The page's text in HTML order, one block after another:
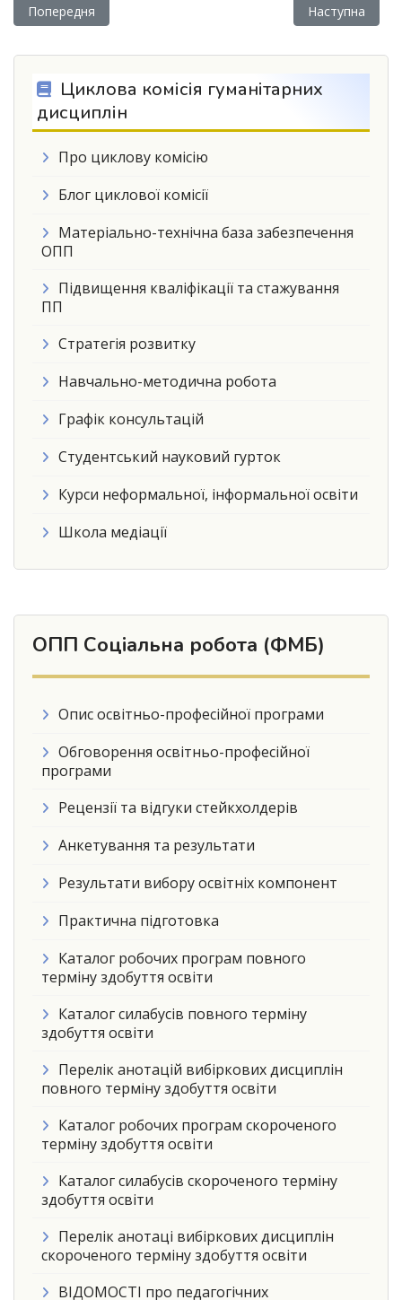
Попередня стаття: Циклова комісія інженерних та аграрних
Попередня Наступна
Наступна
Циклова комісія гуманітарних
дисциплін
Про циклову комісію
Блог циклової комісії
Матеріально-технічна база забезпечення
ОПП
Підвищення кваліфікації та стажування
ПП
Стратегія розвитку
Навчально-методична робота
Графік консультацій
Студентський науковий гурток
Курси неформальної, інформальної освіти
Школа медіації
ОПП Соціальна робота (ФМБ)
Опис освітньо-професійної програми
Обговорення освітньо-професійної
програми
Рецензії та відгуки стейкхолдерів
Анкетування та результати
Результати вибору освітніх компонент
Практична підготовка
Каталог робочих програм повного
терміну здобуття освіти
Каталог силабусів повного терміну
здобуття освіти
Перелік анотацій вибіркових дисциплін
повного терміну здобуття освіти
Каталог робочих програм скороченого
терміну здобуття освіти
Каталог силабусів скороченого терміну
здобуття освіти
Перелік анотаці вибіркових дисциплін
скороченого терміну здобуття освіти
ВІДОМОСТІ про педагогічних